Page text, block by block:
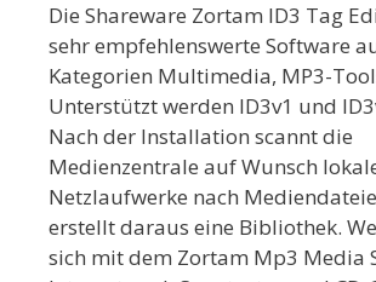
Die Shareware Zortam ID3 Tag
sehr empfehlenswerte Software
Kategorien Multimedia, MP3-
Unterstützt werden ID3v1 und
Nach der Installation scannt die
Medienzentrale auf Wunsch
Netzlaufwerke nach
erstellt daraus eine Bibliothek.
sich mit dem Zortam Mp3 Media